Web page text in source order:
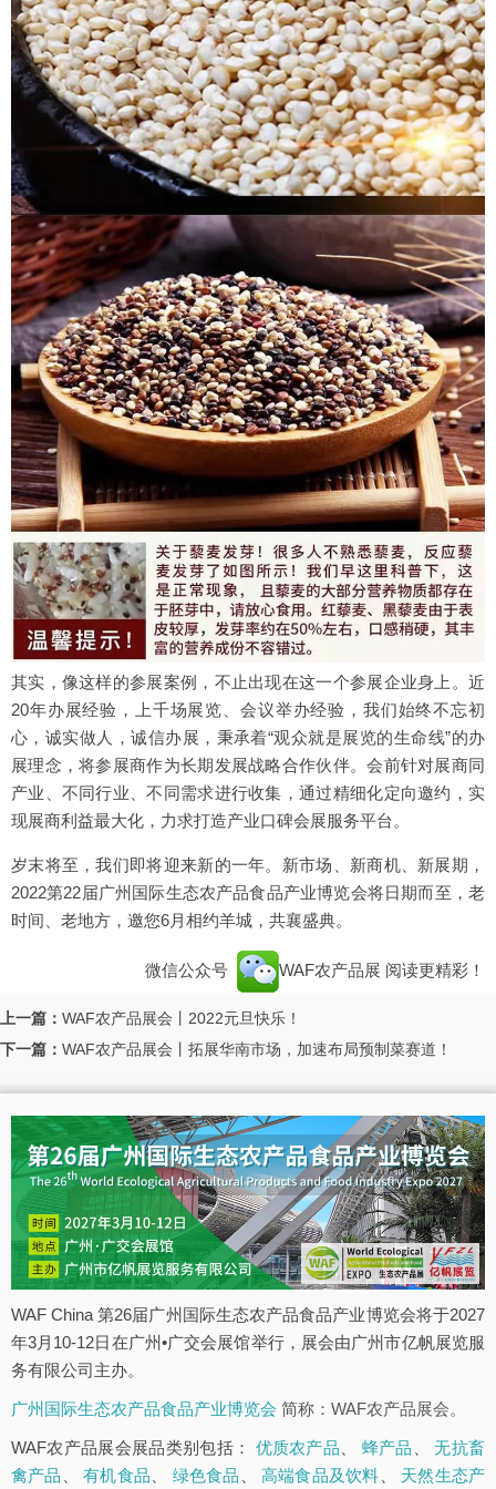
其实，像这样的参展案例，不止出现在这一个参展企业身上。近
20年办展经验，上千场展览、会议举办经验，我们始终不忘初
心，诚实做人，诚信办展，秉承着“观众就是展览的生命线”的办
展理念，将参展商作为长期发展战略合作伙伴。会前针对展商同
产业、不同行业、不同需求进行收集，通过精细化定向邀约，实
现展商利益最大化，力求打造产业口碑会展服务平台。
岁末将至，我们即将迎来新的一年。新市场、新商机、新展期，
2022第22届广州国际生态农产品食品产业博览会将日期而至，老
时间、老地方，邀您6月相约羊城，共襄盛典。
微信公众号 WAF农产品展 阅读更精彩！
上一篇： WAF农产品展会丨2022元旦快乐！
下一篇： WAF农产品展会丨拓展华南市场，加速布局预制菜赛道！
WAF China 第26届广州国际生态农产品食品产业博览会将于2027
年3月10-12日在广州•广交会展馆举行，展会由广州市亿帆展览服
务有限公司主办。
广州国际生态农产品食品产业博览会 简称：WAF农产品展会。
WAF农产品展会展品类别包括： 优质农产品 蜂产品 、无抗畜
禽产品
、有机食品 绿色食品 高端食品及饮料 天然生态产